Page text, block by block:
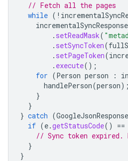
// Fetch all the pages
while ( !
incrementalSyncResponse
. setReadMask(
. setSyncToken(
. setPageToken(
. execute();
for (Person person :
handlePerson(person);
}
}
} catch (
if (e.getStatusCode() ==
// Sync token expired.
}
}